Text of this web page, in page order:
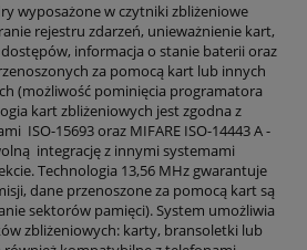
wyposażone w czytniki zbliżeniowe
rejestru zdarzeń, unieważnienie kart,
informacja o stanie baterii oraz
za pomocą kart lub innych
(możliwość pominięcia programatora
kart zbliżeniowych jest zgodna z
ISO-15693 oraz MIFARE ISO-14443 A -
integrację z innymi systemami
Technologia 13,56 MHz gwarantuje
dane przenoszone za pomocą kart są
sektorów pamięci). System umożliwia
zbliżeniowych: karty, bransoletki lub